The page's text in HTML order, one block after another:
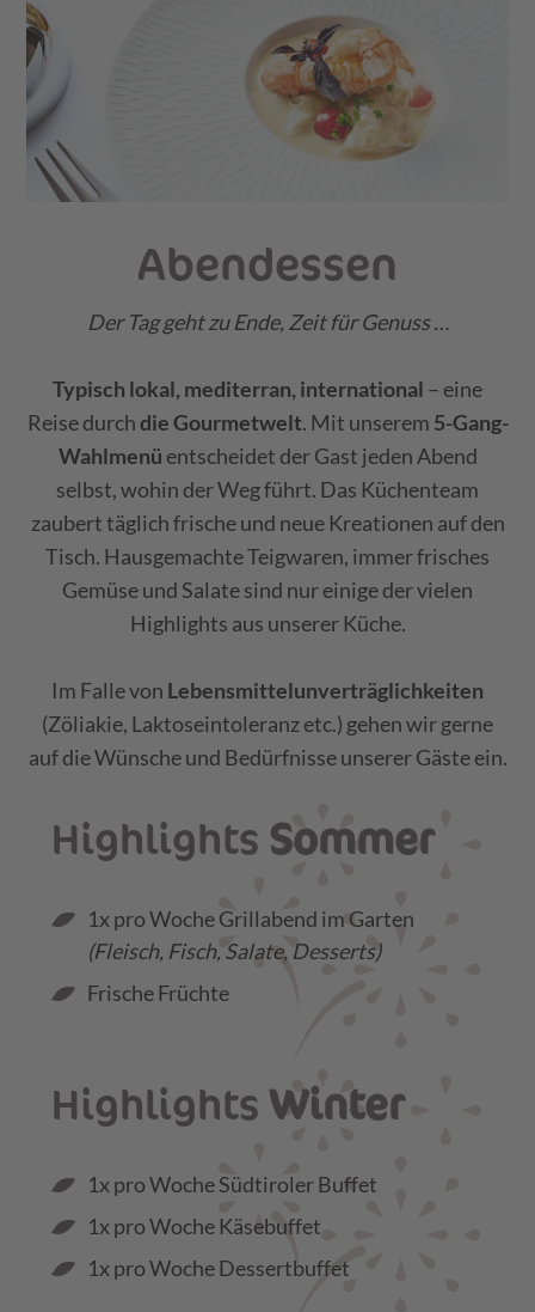
Abendessen
Der Tag geht zu Ende, Zeit für Genuss …
Typisch lokal, mediterran, international – eine
Reise durchdie Gourmetwelt. Mit unserem 5-Gang-
Wahlmenü entscheidet der Gast jeden Abend
selbst, wohin der Weg führt. Das Küchenteam
zaubert täglich frische und neue Kreationen auf den
Tisch. Hausgemachte Teigwaren, immer frisches
Gemüse und Salate sind nur einige der vielen
Highlights aus unserer Küche.
Im Falle von Lebensmittelunverträglichkeiten
(Zöliakie, Laktoseintoleranz etc.) gehen wir gerne
auf die Wünsche und Bedürfnisse unserer Gäste ein.
Highlights Sommer
1x pro Woche Grillabend im Garten
(Fleisch, Fisch, Salate, Desserts)
Frische Früchte
HighlightsWinter
1x pro Woche Südtiroler Buffet
1x pro Woche Käsebuffet
1x pro Woche Dessertbuffet